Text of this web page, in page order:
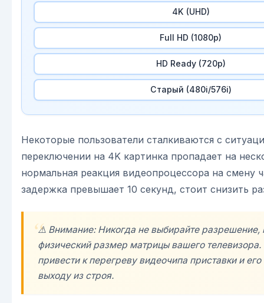
4K (UHD)
Full HD (1080p)
HD Ready (720p)
Старый (480i/576i)
Некоторые пользователи сталкиваются с
переключении на 4K картинка пропадает на
нормальная реакция видеопроцессора на смену
задержка превышает 10 секунд, стоит снизить
⚠️ Внимание: Никогда не выбирайте
физический размер матрицы вашего
привести к перегреву видеочипа приставки и
выходу из строя.